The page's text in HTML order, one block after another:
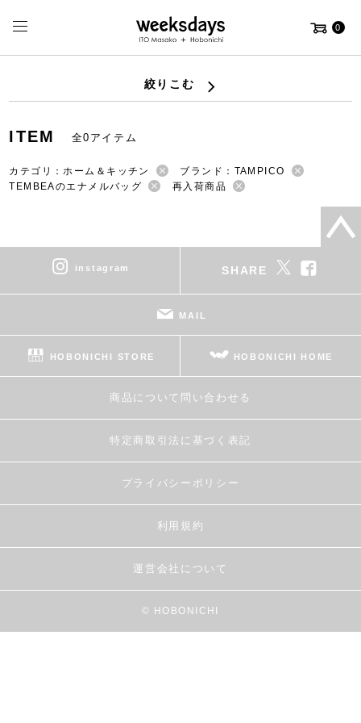
0
絞りこむ
ITEM 全0アイテム
カテゴリ：ホーム＆キッチン
ブランド：TAMPICO
TEMBEAのエナメルバッグ
再入荷商品
instagram SHARE
MAIL
HOBONICHI STORE HOBONICHI HOME
商品について問い合わせる
特定商取引法に基づく表記
プライバシーポリシー
利用規約
運営会社について
© HOBONICHI